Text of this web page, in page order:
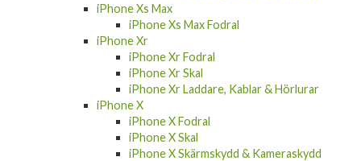
iPhone Xs Max Fodral
iPhone Xr
iPhone Xr Fodral
iPhone Xr Skal
iPhone Xr Laddare, Kablar & Hörlurar
iPhone X
iPhone X Fodral
iPhone X Skal
iPhone X Skärmskydd & Kameraskydd
iPhone X Laddare, Kablar & Hörlurar